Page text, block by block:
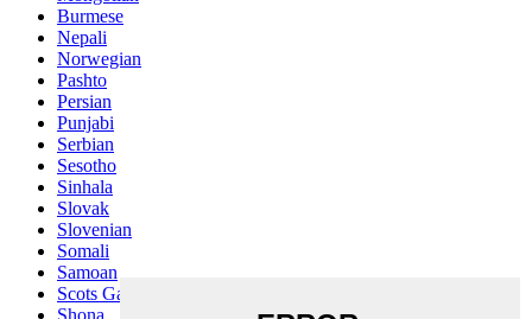
Burmese
Nepali
Norwegian
Pashto
Persian
Punjabi
Serbian
Sesotho
Sinhala
Slovak
Slovenian
Somali
Samoan
Scots Gaelic